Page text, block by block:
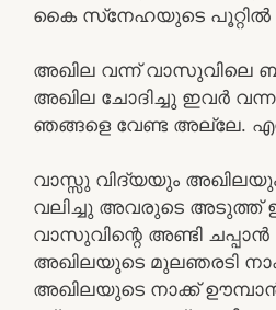
കൈ സ്‌നേഹയുടെ പൂറ്റില്‍
അഖില വന്ന് വാസുവിലെ
അഖില ചോദിച്ചു ഇവര്‍
ഞങ്ങളെ വേണ്ട അല്ലേ.
വാസ്സു വിദ്യയും
വലിച്ചു അവരുടെ അടുത്ത്
വാസുവിന്റെ അണ്ടി
അഖിലയുടെ മുലഞരടി
അഖിലയുടെ നാക്ക്